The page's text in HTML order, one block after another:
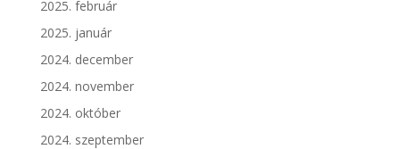
2025. február
2025. január
2024. december
2024. november
2024. október
2024. szeptember